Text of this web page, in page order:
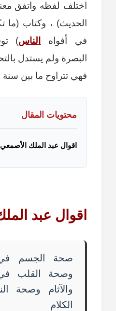
اختلف لفظه واتفق
الحديث) ، وكتاب (ما
في أفواه
الناس)
البصرة ولم يستدل
فهي تتراوح ما بين سنة 208 الى سنة 216.
محتويات المقال
اقوال عبد الملك الأصمعي
اقوال عبد
صحة الجسم
وصحة القلب
والآثام وصحة
الكلام